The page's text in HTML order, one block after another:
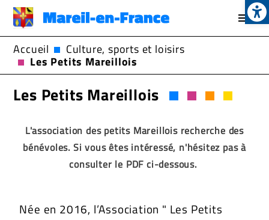
au
contenu
principal
Accueil Culture, sports et loisirs
Les Petits Mareillois
Les Petits Mareillois
L'association des petits Mareillois recherche des
bénévoles. Si vous êtes intéressé, n'hésitez pas à
consulter le PDF ci-dessous.
Née en 2016, l’Association " Les Petits